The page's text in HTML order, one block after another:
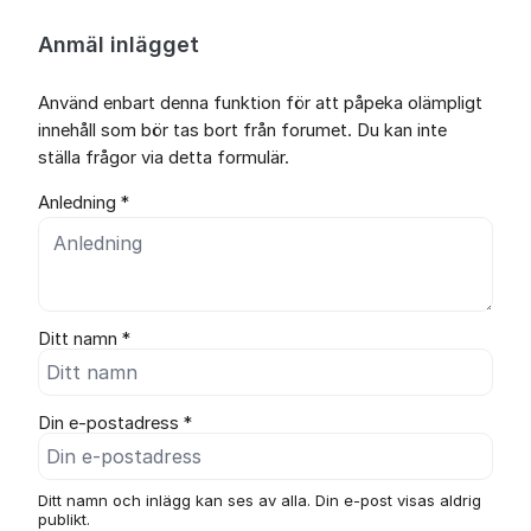
Anmäl inlägget
Använd enbart denna funktion för att påpeka olämpligt
innehåll som bör tas bort från forumet. Du kan inte
ställa frågor via detta formulär.
Anledning *
Ditt namn *
Din e-postadress *
Ditt namn och inlägg kan ses av alla. Din e-post visas aldrig
publikt.